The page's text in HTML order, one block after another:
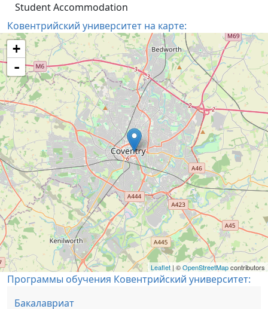
Student Accommodation
Ковентрийский университет на карте:
+
-
Leaflet | ©OpenStreetMapcontributors
Программы обучения Ковентрийский университет:
Бакалавриат